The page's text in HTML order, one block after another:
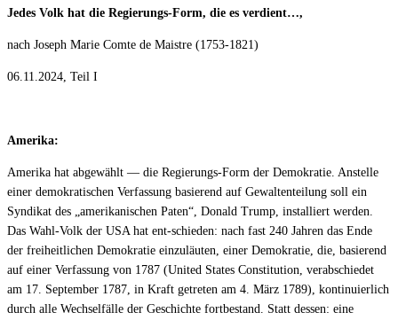
Jedes Volk hat die Regierungs-Form, die es verdient…,
nach Joseph Marie Comte de Maistre (1753-1821)
06.11.2024, Teil I
Amerika:
Amerika hat abgewählt — die Regierungs-Form der Demokratie. Anstelle
einer demokratischen Verfassung basierend auf Gewaltenteilung soll ein
Syndikat des „amerikanischen Paten“, Donald Trump, installiert werden.
Das Wahl-Volk der USA hat ent-schieden: nach fast 240 Jahren das Ende
der freiheitlichen Demokratie einzuläuten, einer Demokratie, die, basierend
auf einer Verfassung von 1787 (United States Constitution, verabschiedet
am 17. September 1787, in Kraft getreten am 4. März 1789), kontinuierlich
durch alle Wechselfälle der Geschichte fortbestand. Statt dessen: eine